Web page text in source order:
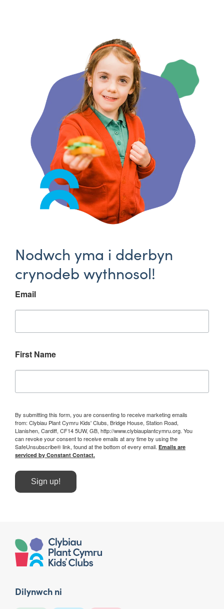
Nodwch yma i dderbyn
crynodeb wythnosol!
Email
First Name
By submitting this form, you are consenting to receive marketing emails
from: Clybiau Plant Cymru Kids' Clubs, Bridge House, Station Road,
Llanishen, Cardiff, CF14 5UW, GB, http://www.clybiauplantcymru.org. You
can revoke your consent to receive emails at any time by using the
SafeUnsubscribe® link, found at the bottom of every email. Emails are
serviced by Constant Contact.
Sign up!
Dilynwch ni